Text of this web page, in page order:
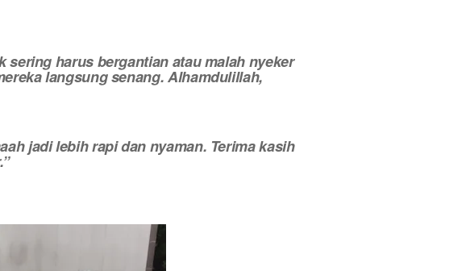
sering harus bergantian atau malah nyeker
langsung senang. Alhamdulillah,
jadi lebih rapi dan nyaman. Terima kasih